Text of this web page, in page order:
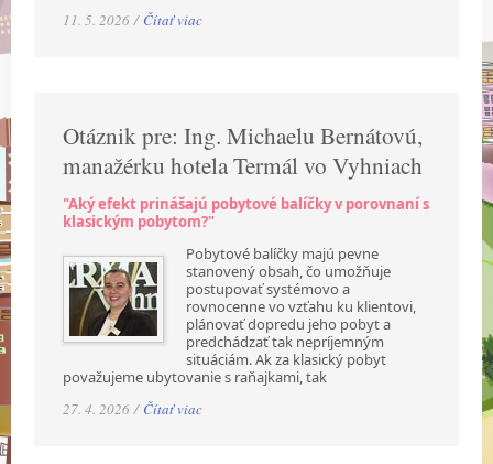
11. 5. 2026 / Čítať viac
Otáznik pre: Ing. Michaelu Bernátovú,
manažérku hotela Termál vo Vyhniach
"Aký efekt prinášajú pobytové balíčky v porovnaní s
klasickým pobytom?"
Pobytové balíčky majú pevne
stanovený obsah, čo umožňuje
postupovať systémovo a
rovnocenne vo vzťahu ku klientovi,
plánovať dopredu jeho pobyt a
predchádzať tak nepríjemným
situáciám. Ak za klasický pobyt
považujeme ubytovanie s raňajkami, tak
27. 4. 2026 / Čítať viac